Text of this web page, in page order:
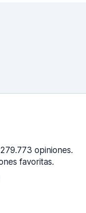
opiniones.
favoritas.